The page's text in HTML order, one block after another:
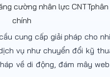
cường nhân lực
chính
cung cấp giải pháp cho
vụ như chuyển đổi kỹ
về di động, đám mây